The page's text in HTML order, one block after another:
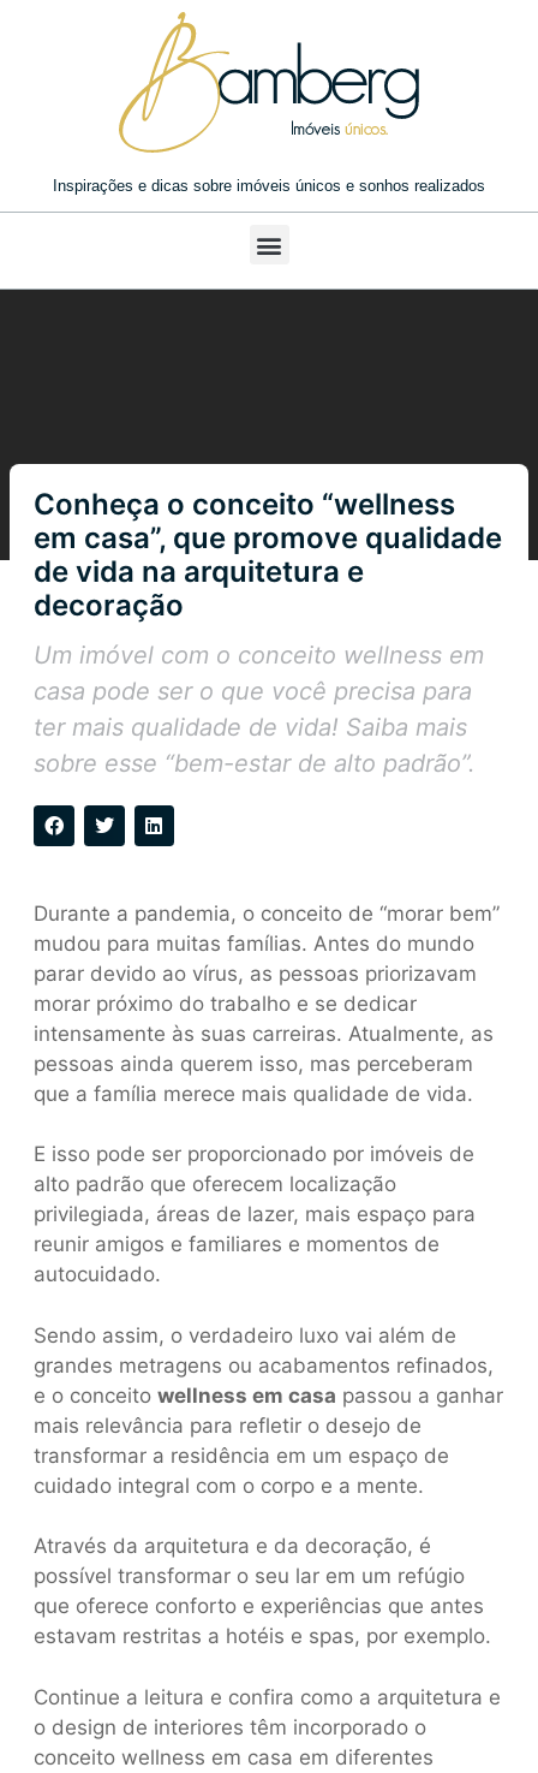
Inspirações e dicas sobre imóveis únicos e sonhos realizados
Conheça o conceito “wellness
em casa”, que promove qualidade
de vida na arquitetura e
decoração
Um imóvel com o conceito wellness em
casa pode ser o que você precisa para
ter mais qualidade de vida! Saiba mais
sobre esse “bem-estar de alto padrão”.
Durante a pandemia, o conceito de “morar bem”
mudou para muitas famílias. Antes do mundo
parar devido ao vírus, as pessoas priorizavam
morar próximo do trabalho e se dedicar
intensamente às suas carreiras. Atualmente, as
pessoas ainda querem isso, mas perceberam
que a família merece mais qualidade de vida.
E isso pode ser proporcionado por imóveis de
alto padrão que oferecem localização
privilegiada, áreas de lazer, mais espaço para
reunir amigos e familiares e momentos de
autocuidado.
Sendo assim, o verdadeiro luxo vai além de
grandes metragens ou acabamentos refinados,
e o conceito wellness em casa passou a ganhar
mais relevância para refletir o desejo de
transformar a residência em um espaço de
cuidado integral com o corpo e a mente.
Através da arquitetura e da decoração, é
possível transformar o seu lar em um refúgio
que oferece conforto e experiências que antes
estavam restritas a hotéis e spas, por exemplo.
Continue a leitura e confira como a arquitetura e
o design de interiores têm incorporado o
conceito wellness em casa em diferentes